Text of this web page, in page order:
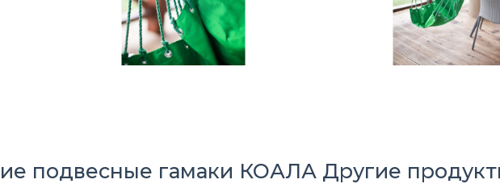
подвесные гамаки КОАЛА Другие